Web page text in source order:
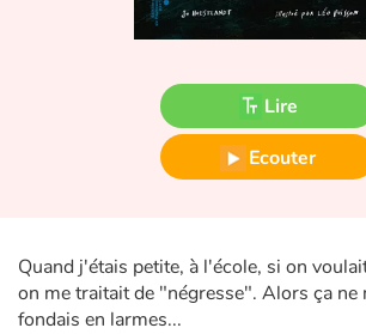
Princesses et princes, rois, reines et
Ogres, monstres et sorcières
Héroïnes et héros
Les animaux
Lire
Ecouter
Quand j'étais petite, à l'école, si on
on me traitait de "négresse". Alors ça ne
fondais en larmes...